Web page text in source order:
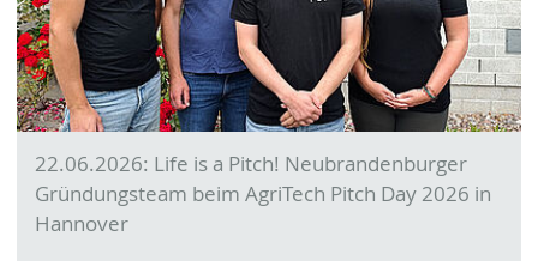
22.06.2026: Life is a Pitch! Neubrandenburger
Gründungsteam beim AgriTech Pitch Day 2026 in
Hannover